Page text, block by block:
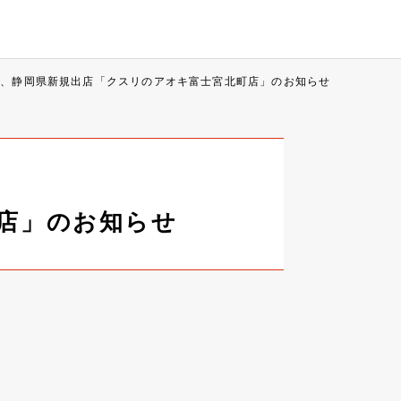
静岡県新規出店「クスリのアオキ富士宮北町店」のお知らせ
」のお知らせ